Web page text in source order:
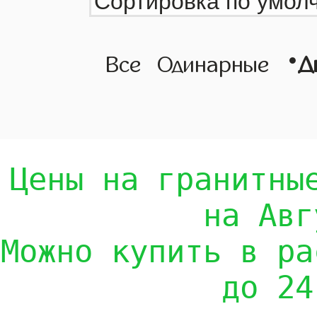
Все Одинарные •
Цены на
на
Можно купить в
до